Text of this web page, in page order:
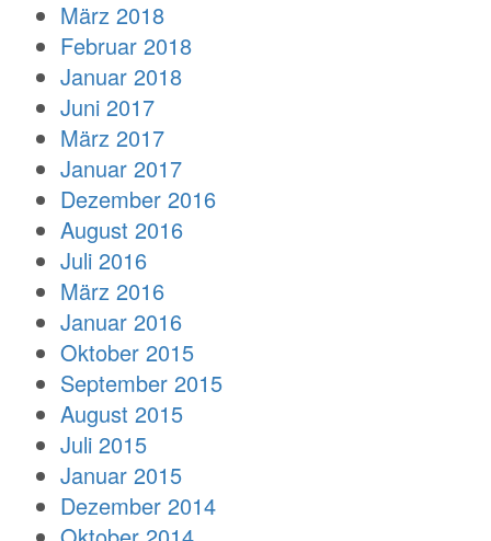
März 2018
Februar 2018
Januar 2018
Juni 2017
März 2017
Januar 2017
Dezember 2016
August 2016
Juli 2016
März 2016
Januar 2016
Oktober 2015
September 2015
August 2015
Juli 2015
Januar 2015
Dezember 2014